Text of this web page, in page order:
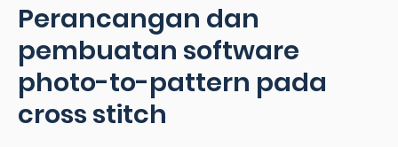
Perancangan dan
pembuatan software
photo-to-pattern pada
cross stitch